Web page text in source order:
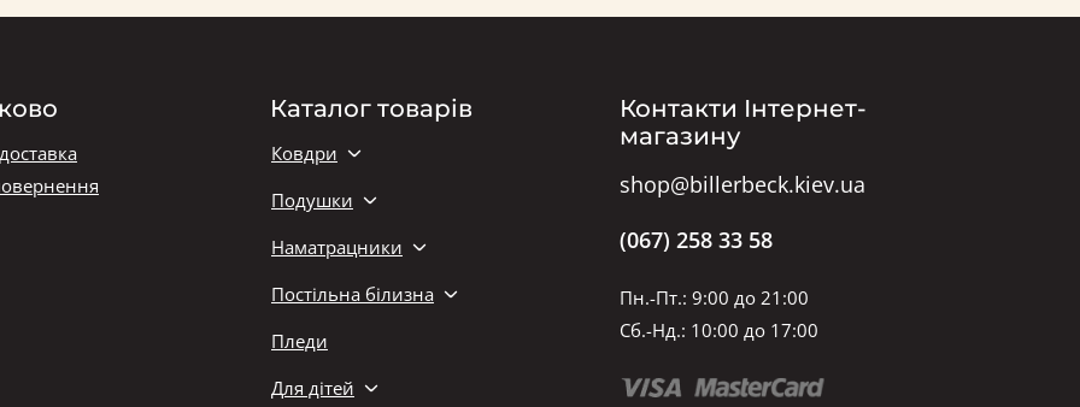
Каталог товарів
Ковдри
Подушки
Наматрацники
Постільна білизна
Пледи
Для дітей
Контакти Інтернет-
магазину
shop@billerbeck.kiev.ua
(067) 258 33 58
Пн.-Пт.: 9:00 до 21:00
Сб.-Нд.: 10:00 до 17:00